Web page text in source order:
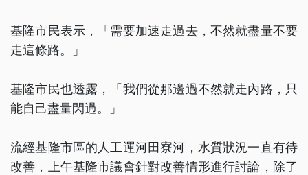
基隆市民表示，「需要加速走過去，不然就盡量不要
走這條路。」
基隆市民也透露，「我們從那邊過不然就走內路，只
能自己盡量閃過。」
流經基隆市區的人工運河田寮河，水質狀況一直有待
改善，上午基隆市議會針對改善情形進行討論，除了